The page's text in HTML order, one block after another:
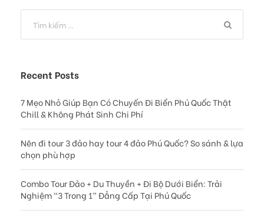
Recent Posts
7 Mẹo Nhỏ Giúp Bạn Có Chuyến Đi Biển Phú Quốc Thật
Chill & Không Phát Sinh Chi Phí
Nên đi tour 3 đảo hay tour 4 đảo Phú Quốc? So sánh & lựa
chọn phù hợp
Combo Tour Đảo + Du Thuyền + Đi Bộ Dưới Biển: Trải
Nghiệm “3 Trong 1” Đẳng Cấp Tại Phú Quốc